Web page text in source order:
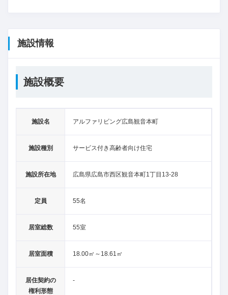
施設情報
施設概要
施設名 アルファリビング広島観音本町
施設種別 サービス付き高齢者向け住宅
施設所在地 広島県広島市西区観音本町1丁目13-28
定員 55名
居室総数 55室
居室面積 18.00㎡～18.61㎡
居住契約の
権利形態
-